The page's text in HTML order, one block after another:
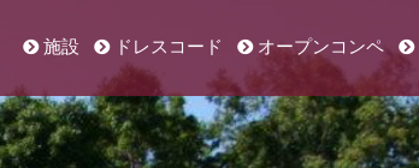
施設 ドレスコード オープンコンペ